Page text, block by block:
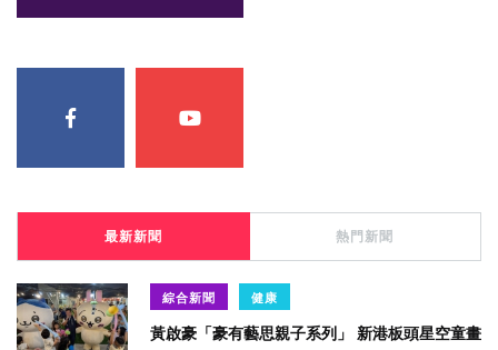
最新新聞 熱門新聞
綜合新聞 健康
黃啟豪「豪有藝思親子系列」 新港板頭星空童畫